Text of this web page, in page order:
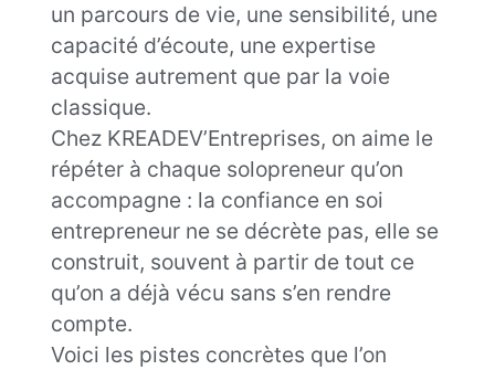
un parcours de vie, une sensibilité, une
capacité d’écoute, une expertise
acquise autrement que par la voie
classique.
Chez KREADEV’Entreprises, on aime le
répéter à chaque solopreneur qu’on
accompagne : la confiance en soi
entrepreneur ne se décrète pas, elle se
construit, souvent à partir de tout ce
qu’on a déjà vécu sans s’en rendre
compte.
Voici les pistes concrètes que l’on